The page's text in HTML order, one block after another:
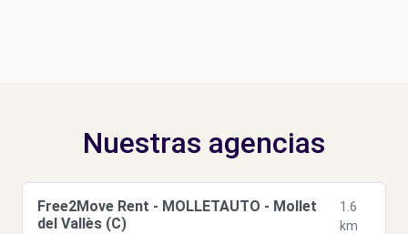
Nuestras agencias
Free2Move Rent - MOLLETAUTO - Mollet
del Vallès (C)
1.6
km